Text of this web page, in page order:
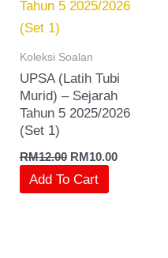
Koleksi Soalan
UPSA (Latih Tubi
Murid) – Sejarah
Tahun 5 2025/2026
(Set 1)
RM12.00 RM10.00
Add To Cart